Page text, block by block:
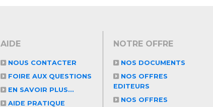
AIDE
NOUS CONTACTER
FOIRE AUX QUESTIONS
EN SAVOIR PLUS...
AIDE PRATIQUE
NOTRE OFFRE
NOS DOCUMENTS
NOS OFFRES
EDITEURS
NOS OFFRES